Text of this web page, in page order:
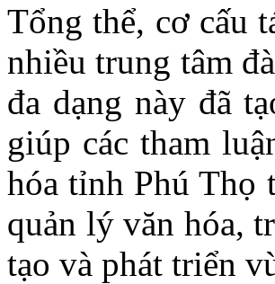
Tổng thể, cơ cấu
nhiều trung tâm
đa dạng này đã
giúp các tham
hóa tỉnh Phú Thọ
quản lý văn hóa,
tạo và phát triển